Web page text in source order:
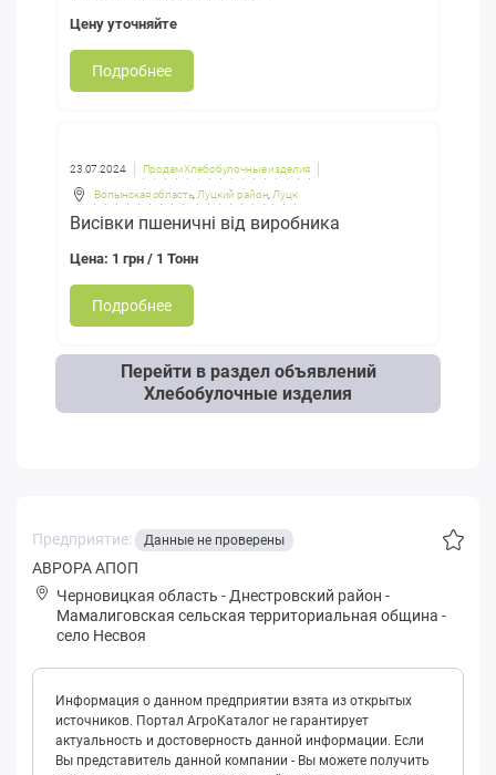
Цену уточняйте
Подробнее
23.07.2024 Продам Хлебобулочные изделия
Волынская область, Луцкий район Луцк
Висівки пшеничні від виробника
Цена: 1 грн / 1 Тонн
Подробнее
Перейти в раздел объявлений
Хлебобулочные изделия
Предприятие: Данные не проверены
АВРОРА АПОП
Черновицкая область - Днестровский район -
Мaмaлиговская сельская территориальная община -
село Несвоя
Информация о данном предприятии взята из открытых
источников. Портал АгроКаталог не гарантирует
актуальность и достоверность данной информации. Если
Вы представитель данной компании - Вы можете получить